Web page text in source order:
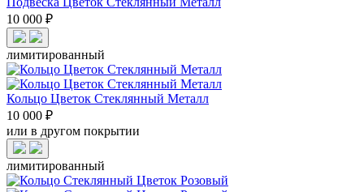
10 000 ₽
лимитированный
Кольцо Цветок Стеклянный Металл
10 000 ₽
или в другом покрытии
лимитированный